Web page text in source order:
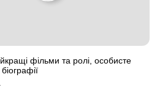
фільми та ролі, особисте